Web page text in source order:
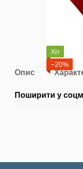
Хіт
−20%
Опис
Поширити у